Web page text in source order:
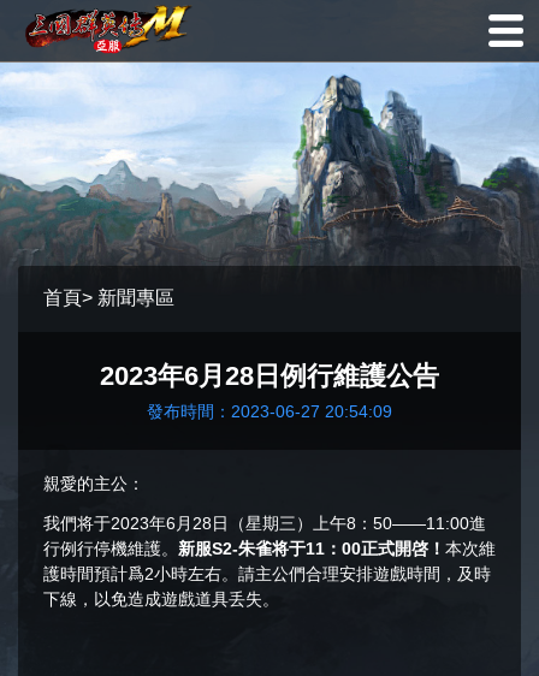
首頁> 新聞專區
2023年6月28日例行維護公告
發布時間：2023-06-27 20:54:09
親愛的主公：
我們将于2023年6月28日（星期三）上午8：50——11:00進
行例行停機維護。 新服S2-朱雀将于11：00正式開啓！ 本次維
護時間預計爲2小時左右。請主公們合理安排遊戲時間，及時
下線，以免造成遊戲道具丢失。